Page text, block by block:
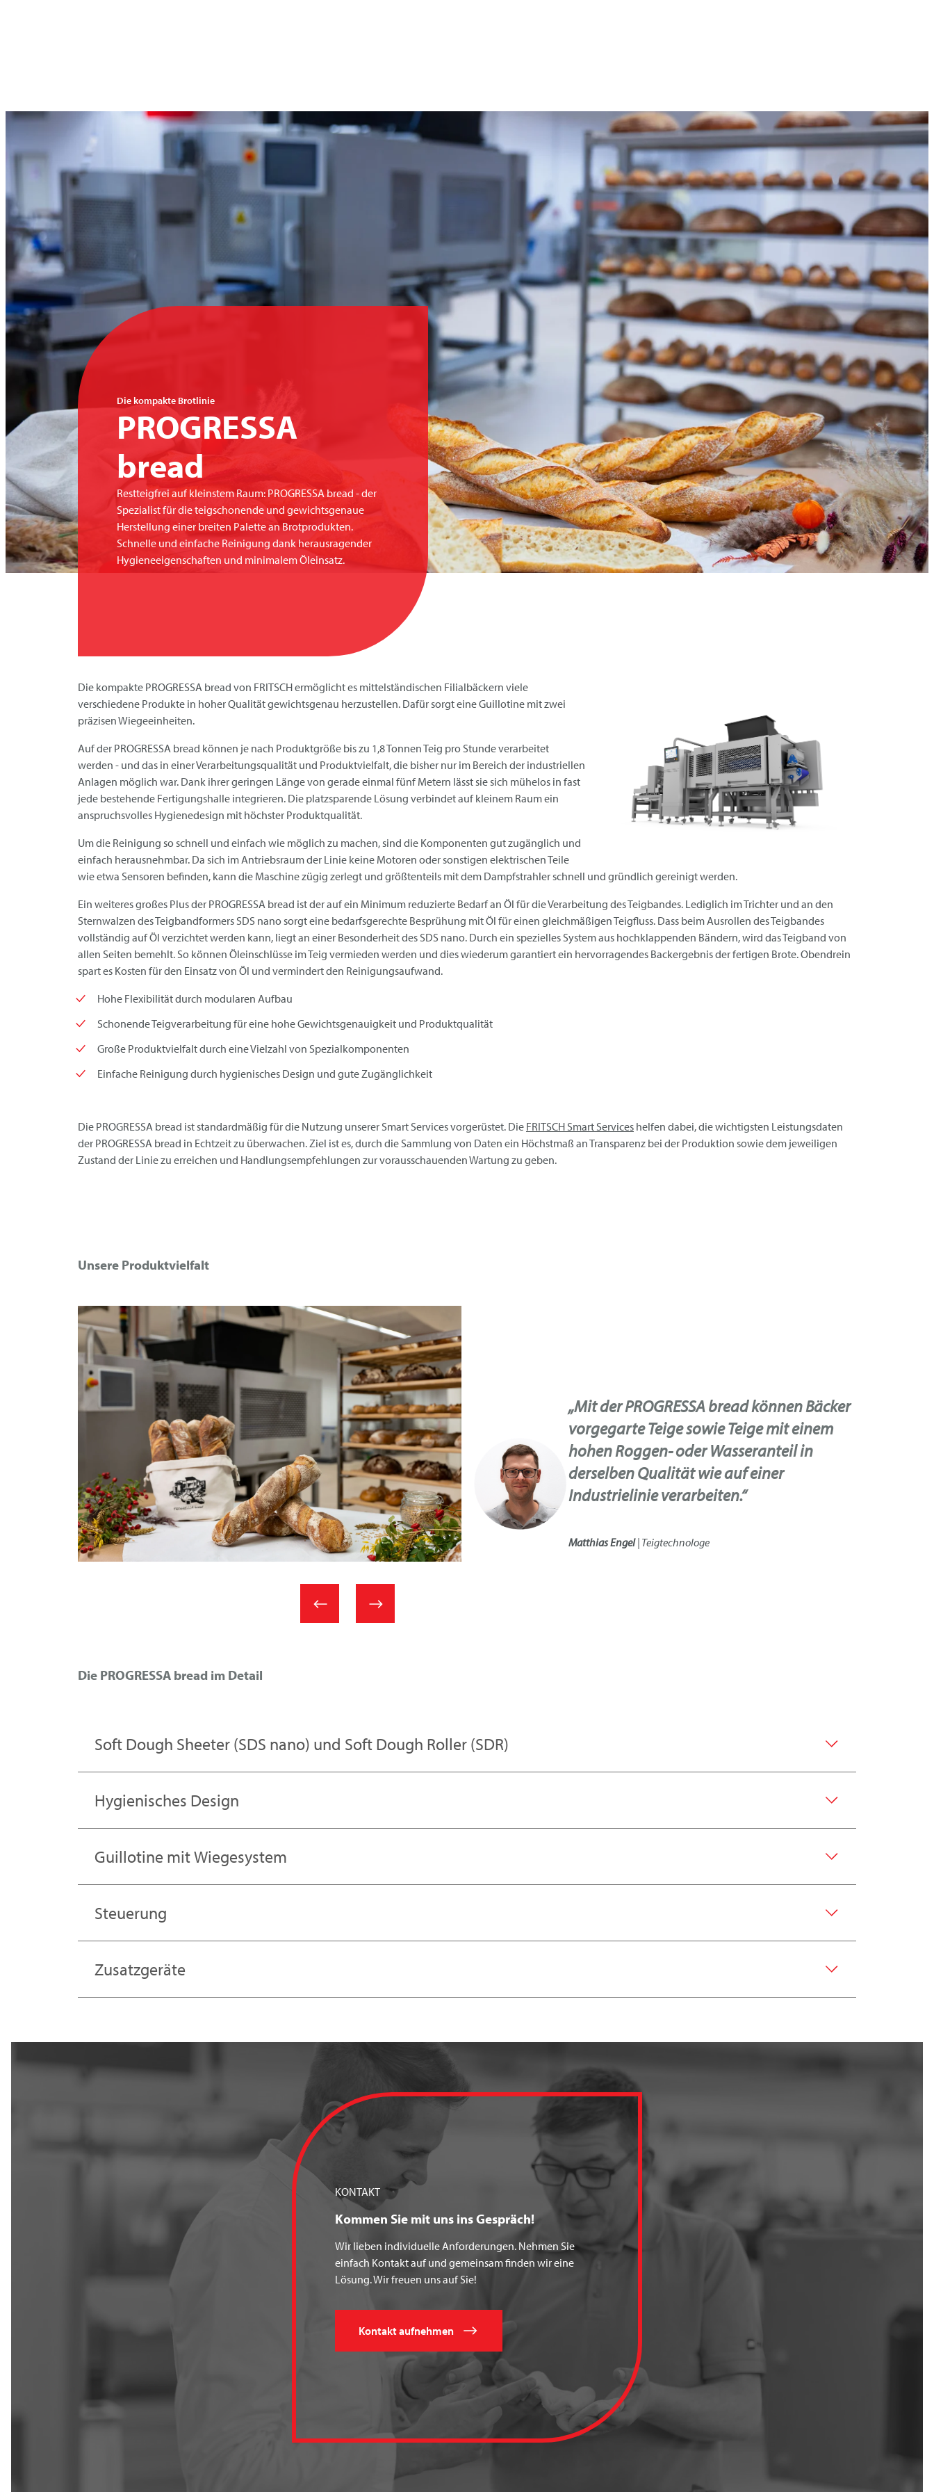
Die kompakte Brotlinie
PROGRESSA
bread
Restteigfrei auf kleinstem Raum: PROGRESSA bread - der
Spezialist für die teigschonende und gewichtsgenaue
Herstellung einer breiten Palette an Brotprodukten.
Schnelle und einfache Reinigung dank herausragender
Hygieneeigenschaften und minimalem Öleinsatz.
Die kompakte PROGRESSA bread von FRITSCHermöglicht es mittelständischen Filialbäckern viele
verschiedene Produkte in hoher Qualität gewichtsgenau herzustellen. Dafür sorgt eine Guillotine mit zwei
präzisen Wiegeeinheiten.
Auf der PROGRESSA bread können je nach Produktgröße bis zu 1,8 Tonnen Teig pro Stunde verarbeitet
werden - und das in einer Verarbeitungsqualität und Produktvielfalt, die bisher nur im Bereich der industriellen
Anlagen möglich war. Dank ihrer geringen Länge von gerade einmal fünf Metern lässt sie sich mühelos in fast
jede bestehende Fertigungshalle integrieren. Die platzsparende Lösung verbindet auf kleinem Raum ein
anspruchsvolles Hygienedesign mit höchster Produktqualität.
Um die Reinigung so schnell und einfach wie möglich zu machen, sind die Komponenten gut zugänglich und
einfach herausnehmbar. Da sich im Antriebsraum der Linie keine Motoren oder sonstigen elektrischen Teile
wie etwa Sensoren befinden, kann die Maschine zügig zerlegt und größtenteils mit dem Dampfstrahler schnell und gründlich gereinigt werden.
Ein weiteres großes Plus der PROGRESSA bread ist der auf ein Minimum reduzierte Bedarf an Öl für die Verarbeitung des Teigbandes. Lediglich im Trichter und an den
Sternwalzen des Teigbandformers SDS nano sorgt eine bedarfsgerechte Besprühung mit Öl für einen gleichmäßigen Teigfluss. Dass beim Ausrollen des Teigbandes
vollständig auf Öl verzichtet werden kann, liegt an einer Besonderheit des SDS nano. Durch ein spezielles System aus hochklappenden Bändern, wird das Teigband von
allen Seiten bemehlt. So können Öleinschlüsse im Teig vermieden werden und dies wiederum garantiert ein hervorragendes Backergebnis der fertigen Brote. Obendrein
spart es Kosten für den Einsatz von Öl und vermindert den Reinigungsaufwand.
Hohe Flexibilität durch modularen Aufbau
Schonende Teigverarbeitung für eine hohe Gewichtsgenauigkeit und Produktqualität
Große Produktvielfalt durch eine Vielzahl von Spezialkomponenten
Einfache Reinigung durch hygienisches Design und gute Zugänglichkeit
Die PROGRESSA bread ist standardmäßig für die Nutzung unserer Smart Services vorgerüstet. Die FRITSCH Smart Services helfen dabei, die wichtigsten Leistungsdaten
der PROGRESSA bread in Echtzeit zu überwachen. Ziel ist es, durch die Sammlung von Daten ein Höchstmaß an Transparenz bei der Produktion sowie dem jeweiligen
Zustand der Linie zu erreichen und Handlungsempfehlungen zur vorausschauenden Wartung zu geben.
Unsere Produktvielfalt
„Mit der PROGRESSA bread können Bäcker
vorgegarte Teige sowie Teige mit einem
hohen Roggen- oder Wasseranteil in
derselben Qualität wie auf einer
Industrielinie verarbeiten.“
Matthias Engel| Teigtechnologe
Die PROGRESSA bread im Detail
Soft Dough Sheeter (SDS nano) und Soft Dough Roller (SDR)
Hygienisches Design
Guillotine mit Wiegesystem
Steuerung
Zusatzgeräte
KONTAKT
Kommen Sie mit uns ins Gespräch!
Wir lieben individuelle Anforderungen. Nehmen Sie
einfach Kontakt auf und gemeinsam finden wir eine
Lösung. Wir freuen uns auf Sie!
Kontakt aufnehmen